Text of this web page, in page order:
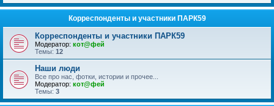
Корреспонденты и участники ПАРК59
Корреспонденты и участники ПАРК59
Модератор: кот@фей
Темы: 12
Наши люди
Все про нас, фотки, истории и прочее...
Модератор: кот@фей
Темы: 3